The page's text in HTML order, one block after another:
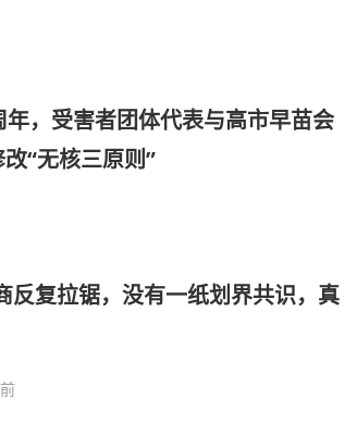
年，受害者团体代表与高市早苗会
“无核三原则”
反复拉锯，没有一纸划界共识，真